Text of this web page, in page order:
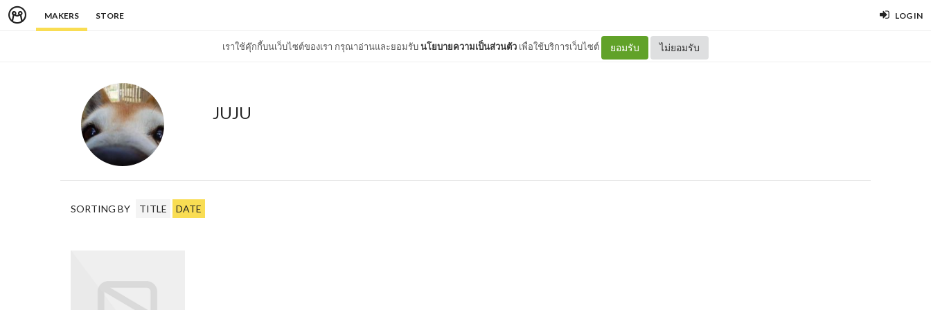
MAKERS STORE LOG IN
เราใช้คุ๊กกี้บนเว็บไซต์ของเรา กรุณาอ่านและยอมรับนโยบายความเป็นส่วนตัว เพื่อใช้บริการเว็บไซต์ ยอมรับ ไม่ยอมรับ
JUJU
SORTING BY TITLE DATE